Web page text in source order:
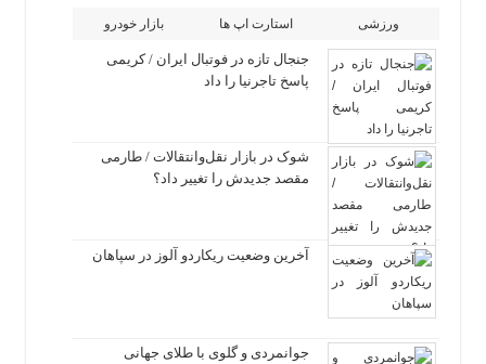
ورزشی استارت اپ ها بازار خودرو
جنجال تازه در فوتبال ایران / کریمی
پاسخ تاجرنیا را داد
شوک در بازار نقل‌وانتقالات / طارمی
مقصد جدیدش را تغییر داد؟
آخرین وضعیت ریکاردو آلوز در سپاهان
جوانمردی و گلوی با طلای جهانی